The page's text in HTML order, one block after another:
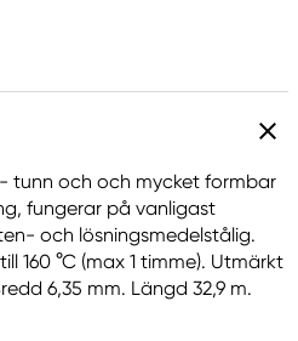
tunn och och mycket formbar
fungerar på vanligast
och lösningsmedelstålig.
160 °C (max 1 timme). Utmärkt
6,35 mm. Längd 32,9 m.